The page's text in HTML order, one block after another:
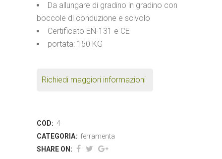
Da allungare di gradino in gradino con
boccole di conduzione e scivolo
Certificato EN-131 e CE
portata: 150 KG
Richiedi maggiori informazioni
COD: 4
CATEGORIA: ferramenta
SHARE ON: